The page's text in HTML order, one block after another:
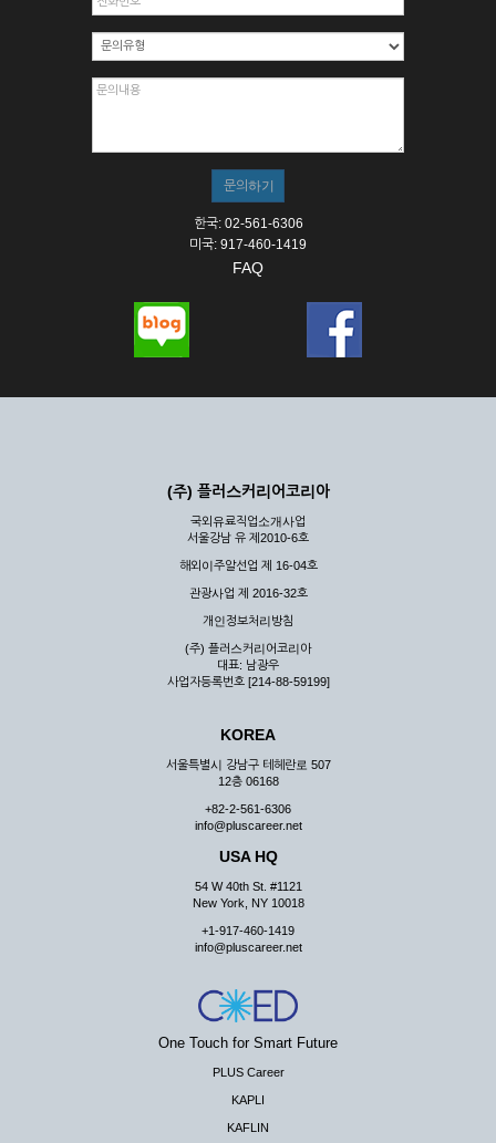
한국: 02-561-6306
미국: 917-460-1419
FAQ
(주) 플러스커리어코리아
국외유료직업소개사업
서울강남 유 제2010-6호
해외이주알선업 제 16-04호
관광사업 제 2016-32호
개인정보처리방침
(주) 플러스커리어코리아
대표: 남광우
사업자등록번호 [214-88-59199]
KOREA
서울특별시 강남구 테헤란로 507
12층 06168
+82-2-561-6306
info@pluscareer.net
USA HQ
54 W 40th St. #1121
New York, NY 10018
+1-917-460-1419
info@pluscareer.net
One Touch for Smart Future
PLUS Career
KAPLI
KAFLIN